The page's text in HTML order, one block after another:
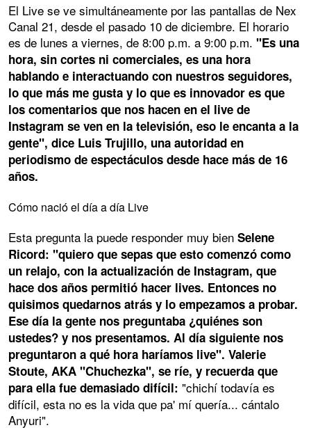
El Live se ve simultáneamente por las pantallas de Nex
Canal 21, desde el pasado 10 de diciembre. El horario
es de lunes a viernes, de 8:00 p.m. a 9:00 p.m. "Es una
hora, sin cortes ni comerciales, es una hora
hablando e interactuando con nuestros seguidores,
lo que más me gusta y lo que es innovador es que
los comentarios que nos hacen en el live de
Instagram se ven en la televisión, eso le encanta a la
gente", dice Luis Trujillo, una autoridad en
periodismo de espectáculos desde hace más de 16
años.
Cómo nació el día a día Live
Esta pregunta la puede responder muy bien Selene
Ricord: "quiero que sepas que esto comenzó como
un relajo, con la actualización de Instagram, que
hace dos años permitió hacer lives. Entonces no
quisimos quedarnos atrás y lo empezamos a probar.
Ese día la gente nos preguntaba ¿quiénes son
ustedes? y nos presentamos. Al día siguiente nos
preguntaron a qué hora haríamos live". Valerie
Stoute, AKA "Chuchezka", se ríe, y recuerda que
para ella fue demasiado difícil: "chichí todavía es
difícil, esta no es la vida que pa' mí quería... cántalo
Anyuri".